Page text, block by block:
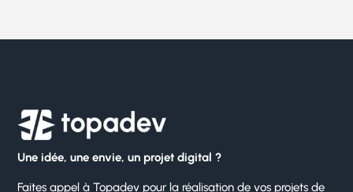
Une idée, une envie, un projet digital ?
Faites appel à Topadev pour la réalisation de vos projets de